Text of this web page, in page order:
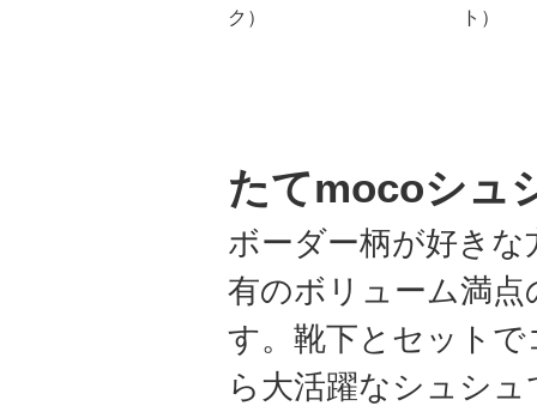
ク）
ト）
たてmocoシュ
ボーダー柄が好き
有のボリューム満
す。靴下とセット
ら大活躍なシュシュ